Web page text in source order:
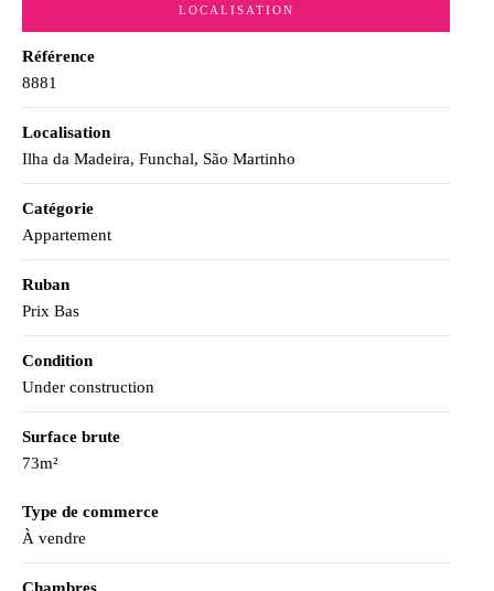
LOCALISATION
Référence
8881
Localisation
Ilha da Madeira, Funchal, São Martinho
Catégorie
Appartement
Ruban
Prix Bas
Condition
Under construction
Surface brute
73m²
Type de commerce
À vendre